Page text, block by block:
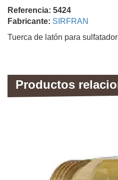
Referencia: 5424
Fabricante: SIRFRAN
Tuerca de latón para
Productos